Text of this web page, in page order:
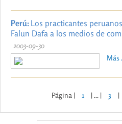
Perú: Los practicantes
Falun Dafa a los medios de
2003-09-30
Más
Página | 1 | ... | 3 |